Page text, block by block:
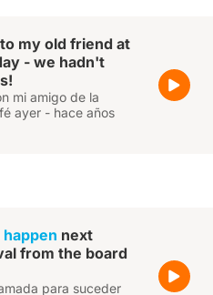
my old friend at
- we hadn't
mi amigo de la
ayer - hace años
happen next
from the board
para suceder